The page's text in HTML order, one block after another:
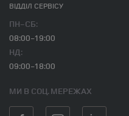
ВІДДІЛ CЕРВІСУ
ПН-СБ:
08:00-19:00
НД:
09:00-18:00
МИ В СОЦ. МЕРЕЖАХ